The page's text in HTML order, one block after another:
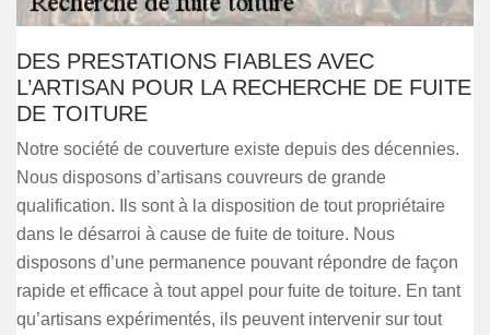
DES PRESTATIONS FIABLES AVEC
L’ARTISAN POUR LA RECHERCHE DE FUITE
DE TOITURE
Notre société de couverture existe depuis des décennies.
Nous disposons d’artisans couvreurs de grande
qualification. Ils sont à la disposition de tout propriétaire
dans le désarroi à cause de fuite de toiture. Nous
disposons d’une permanence pouvant répondre de façon
rapide et efficace à tout appel pour fuite de toiture. En tant
qu’artisans expérimentés, ils peuvent intervenir sur tout